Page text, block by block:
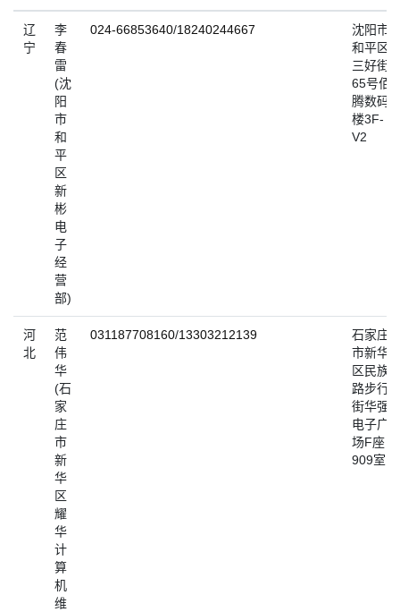
辽
宁
李
春
雷
(沈
阳
市
和
平
区
新
彬
电
子
经
营
部)
024-66853640/18240244667
沈阳市
和平区
三好街
65号佰
腾数码3
楼3F-
V2
河
北
范
伟
华
(石
家
庄
市
新
华
区
耀
华
计
算
机
维
031187708160/13303212139
石家庄
市新华
区民族
路步行
街华强
电子广
场F座
909室